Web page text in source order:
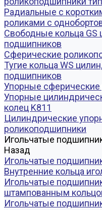
Радиальные с
роликами с
Свободные кольца GS
подшипников
Сферические
Тугие кольца WS
подшипников
Упорные
Упорные
колец K811
Цилиндрические
роликоподшипники
Игольчатые
Назад
Игольчатые
Внутренние кольца
Игольчатые
штампованным
Игольчатые